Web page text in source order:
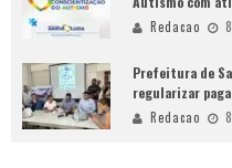
Redacao
Prefeitura de
regularizar
Redacao